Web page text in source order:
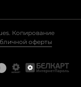
Копирование
оферты